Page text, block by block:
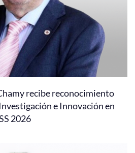
recibe reconocimiento
e Innovación en
2026